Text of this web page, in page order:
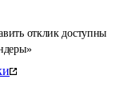
отклик доступны